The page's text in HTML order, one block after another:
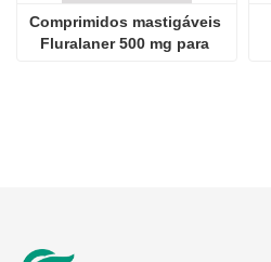
Comprimidos mastigáveis ​​
Fluralaner 500 mg para